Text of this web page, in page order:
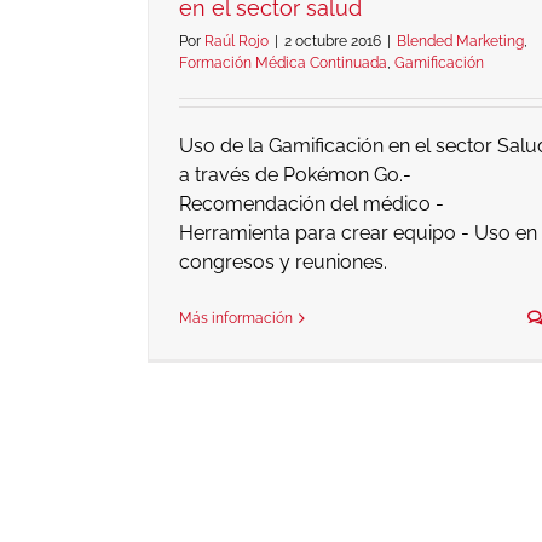
en el sector salud
Por Raúl Rojo 2 octubre 2016 Blended Marketing,
Formación Médica Continuada, Gamificación
Uso de la Gamificación en el sector
a través de Pokémon Go.-
Recomendación del médico -
Herramienta para crear equipo - Uso en
congresos y reuniones.
Más información